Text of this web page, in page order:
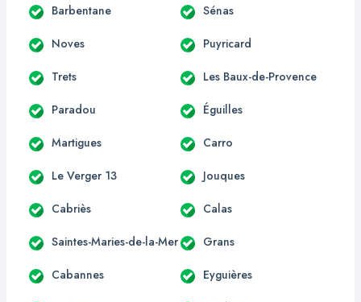
Barbentane Sénas
Noves Puyricard
Trets Les Baux-de-Provence
Paradou Éguilles
Martigues Carro
Le Verger 13 Jouques
Cabriès Calas
Saintes-Maries-de-la-Mer Grans
Cabannes Eyguières